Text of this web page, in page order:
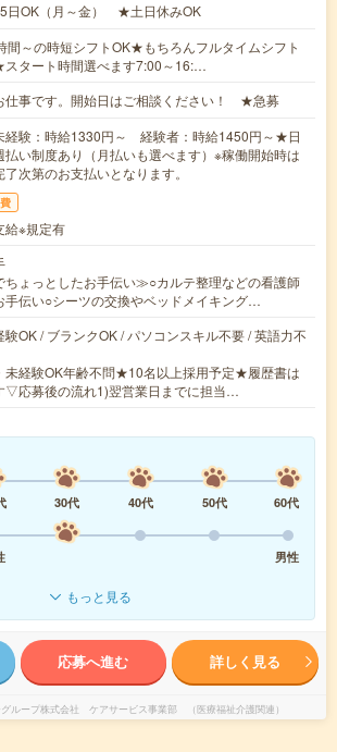
日OK（月～金） ★土日休みOK
～の時短シフトOK★もちろんフルタイムシフト
タート時間選べます7:00～16:…
仕事です。開始日はご相談ください！ ★急募
経験：時給1330円～ 経験者：時給1450円～★日
払い制度あり（月払いも選べます）※稼働開始時は
次第のお支払いとなります。
給※規定有
ょっとしたお手伝い≫○カルテ整理などの看護師
手伝い○シーツの交換やベッドメイキング…
験OK / ブランクOK / パソコンスキル不要 / 英語力不
未経験OK年齢不問★10名以上採用予定★履歴書は
▽応募後の流れ1)翌営業日までに担当…
30代 40代 50代
60代
男性
もっと見る
応募へ進む 詳しく見る
グループ株式会社 ケアサービス事業部 （医療福祉介護関連）